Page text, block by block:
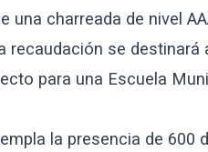
una charreada de nivel
recaudación se
para una Escuela
la presencia de 600